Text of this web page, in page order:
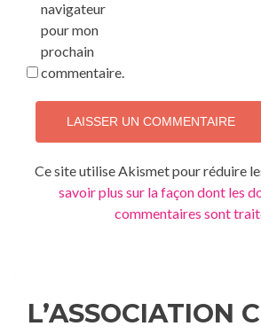
navigateur
pour mon
prochain
commentaire.
Ce site utilise Akismet pour réduire
savoir plus sur la façon dont les
commentaires sont
L’ASSOCIATION